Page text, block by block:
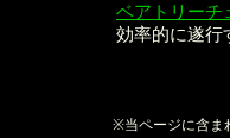
ベアトリーチ
効率的に遂行
※当ページに含ま